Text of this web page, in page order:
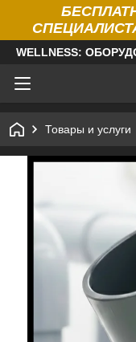
WELLNESS:
Товары и услуги